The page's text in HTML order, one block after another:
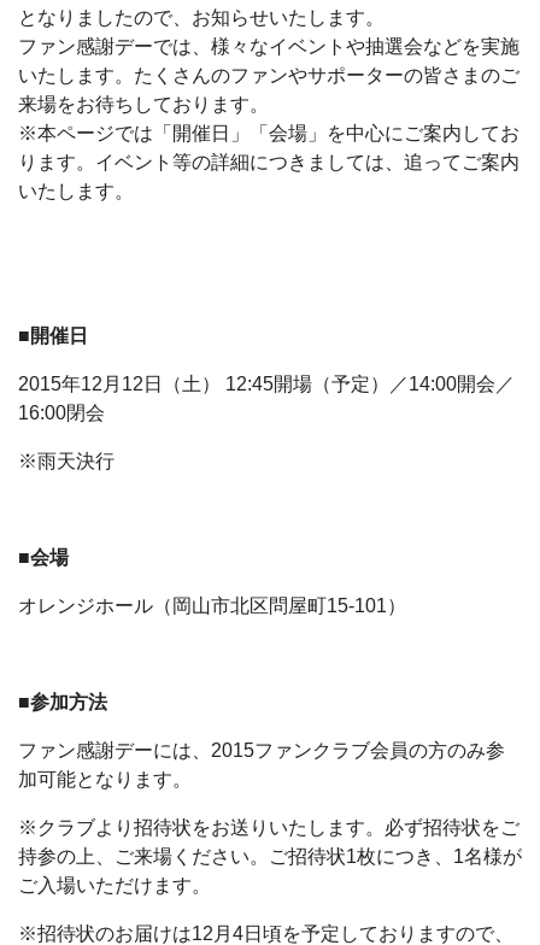
となりましたので、お知らせいたします。
ファン感謝デーでは、様々なイベントや抽選会などを実施
いたします。たくさんのファンやサポーターの皆さまのご
来場をお待ちしております。
※本ページでは「開催日」「会場」を中心にご案内してお
ります。イベント等の詳細につきましては、追ってご案内
いたします。
■開催日
2015年12月12日（土） 12:45開場（予定）／14:00開会／
16:00閉会
※雨天決行
■会場
オレンジホール（岡山市北区問屋町15-101）
■参加方法
ファン感謝デーには、2015ファンクラブ会員の方のみ参
加可能となります。
※クラブより招待状をお送りいたします。必ず招待状をご
持参の上、ご来場ください。ご招待状1枚につき、1名様が
ご入場いただけます。
※招待状のお届けは12月4日頃を予定しておりますので、